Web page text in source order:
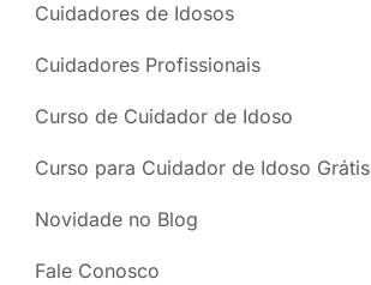
Cuidadores de Idosos
Cuidadores Profissionais
Curso de Cuidador de Idoso
Curso para Cuidador de Idoso Grátis
Novidade no Blog
Fale Conosco